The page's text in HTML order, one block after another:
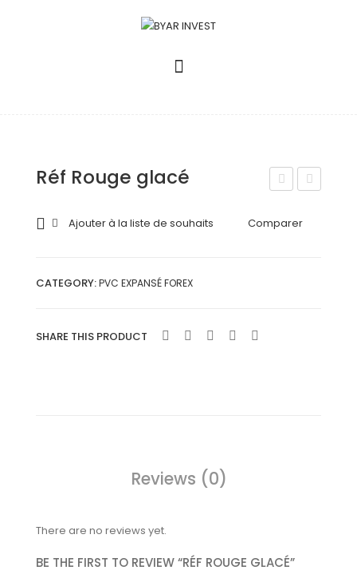
Ble Noir
Réf Rouge glacé
Ajouter à la liste de souhaits Comparer
CATEGORY:PVC EXPANSÉ FOREX
SHARE THIS PRODUCT
Reviews (0)
There are no reviews yet.
BE THE FIRST TO REVIEW “RÉF ROUGE GLACÉ”